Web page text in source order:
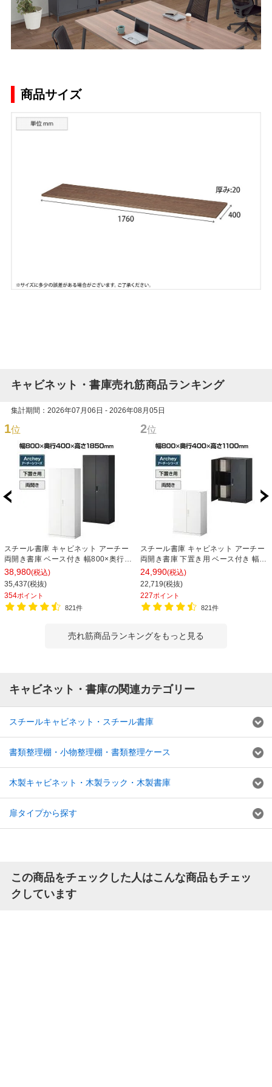
商品サイズ
キャビネット・書庫売れ筋商品ランキング
集計期間：2026年07月06日 - 2026年08月05日
1位
スチール書庫 キャビネット アーチー
両開き書庫 ベース付き 幅800×奥行
400×高さ1850mm
38,980(税込)
35,437(税抜)
354ポイント
821件
2位
スチール書庫 キャビネット アーチー
両開き書庫 下置き用 ベース付き 幅
800×奥行400×高さ1100mm
24,990(税込)
22,719(税抜)
227ポイント
821件
売れ筋商品ランキングをもっと見る
キャビネット・書庫の関連カテゴリー
スチールキャビネット・スチール書庫
書類整理棚・小物整理棚・書類整理ケース
木製キャビネット・木製ラック・木製書庫
扉タイプから探す
この商品をチェックした人はこんな商品もチェッ
クしています